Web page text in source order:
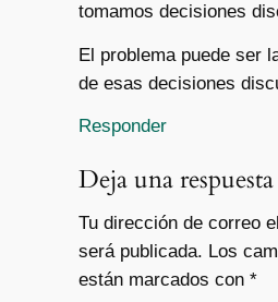
tomamos decisiones
El problema puede ser
de esas decisiones
Responder
Deja una respuesta
Tu dirección de correo
será publicada. Los
están marcados con *